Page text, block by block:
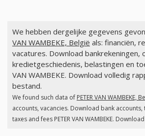
We hebben dergelijke gegevens
VAN WAMBEKE, België als: financiën,
vacatures. Download bankrekeningen,
kredietgeschiedenis, belastingen en
VAN WAMBEKE. Download volledig
bestand.
We found such data of PETER VAN WAMBEKE,
accounts, vacancies. Download bank
taxes and fees PETER VAN WAMBEKE.